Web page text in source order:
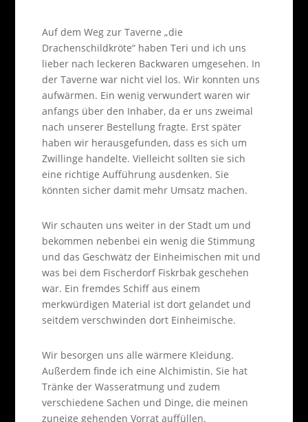
Auf dem Weg zur Taverne „die
Drachenschildkröte“ haben Teri und ich uns
lieber nach leckeren Backwaren umgesehen. In
der Taverne war nicht viel los. Wir konnten uns
aufwärmen. Ein wenig verwundert waren wir
anfangs über den Inhaber, da er uns zweimal
nach unserer Bestellung fragte. Erst später
haben wir herausgefunden, dass es sich um
Zwillinge handelte. Vielleicht sollten sie sich
eine richtige Aufführung ausdenken. Sie
könnten sicher damit mehr Umsatz machen.
Wir schauten uns weiter in der Stadt um und
bekommen nebenbei ein wenig die Stimmung
und das Geschwätz der Einheimischen mit und
was bei dem Fischerdorf Fiskrbak geschehen
war. Ein fremdes Schiff aus einem
merkwürdigen Material ist dort gelandet und
seitdem verschwinden dort Einheimische.
Wir besorgen uns alle wärmere Kleidung.
Außerdem finde ich eine Alchimistin. Sie hat
Tränke der Wasseratmung und zudem
verschiedene Sachen und Dinge, die meinen
zuneige gehenden Vorrat auffüllen.